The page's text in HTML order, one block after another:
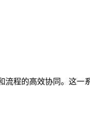
程的高效协同。这一